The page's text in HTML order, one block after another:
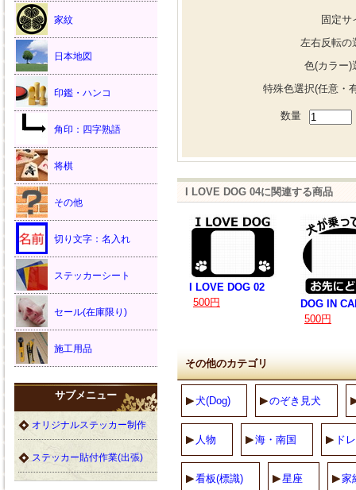
固定サ
左右反転の
色(カラー)
特殊色選択(任意・
数量
I LOVE DOG 04に関連する商品
I LOVE DOG 02
500円
DOG IN
500円
その他のカテゴリ
犬(Dog) のぞき見犬
人物 海・南国 ド
看板(標識) 星座 家
家紋
日本地図
印鑑・ハンコ
角印：四字熟語
将棋
その他
切り文字：名入れ
ステッカーシート
セール(在庫限り)
施工用品
サブメニュー
オリジナルステッカー制作
ステッカー貼付作業(出張)